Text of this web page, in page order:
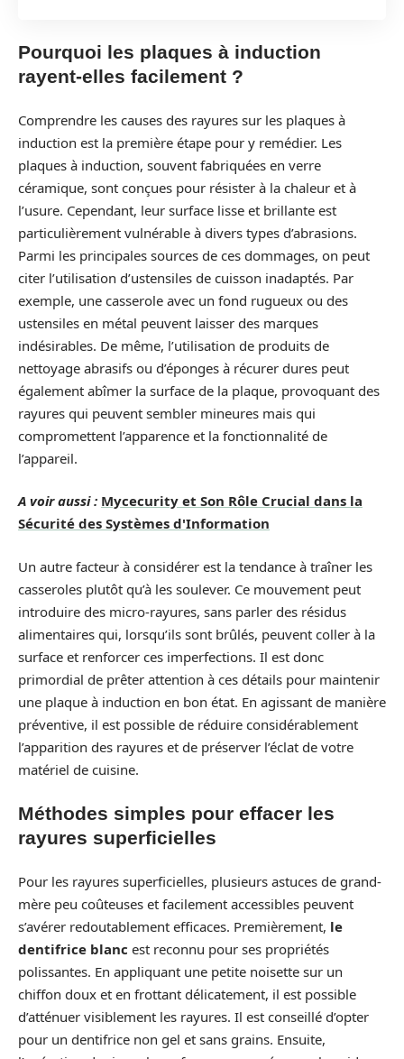
Pourquoi les plaques à induction
rayent-elles facilement ?
Comprendre les causes des rayures sur les plaques à
induction est la première étape pour y remédier. Les
plaques à induction, souvent fabriquées en verre
céramique, sont conçues pour résister à la chaleur et à
l’usure. Cependant, leur surface lisse et brillante est
particulièrement vulnérable à divers types d’abrasions.
Parmi les principales sources de ces dommages, on peut
citer l’utilisation d’ustensiles de cuisson inadaptés. Par
exemple, une casserole avec un fond rugueux ou des
ustensiles en métal peuvent laisser des marques
indésirables. De même, l’utilisation de produits de
nettoyage abrasifs ou d’éponges à récurer dures peut
également abîmer la surface de la plaque, provoquant des
rayures qui peuvent sembler mineures mais qui
compromettent l’apparence et la fonctionnalité de
l’appareil.
A voir aussi : Mycecurity et Son Rôle Crucial dans la
Sécurité des Systèmes d'Information
Un autre facteur à considérer est la tendance à traîner les
casseroles plutôt qu’à les soulever. Ce mouvement peut
introduire des micro-rayures, sans parler des résidus
alimentaires qui, lorsqu’ils sont brûlés, peuvent coller à la
surface et renforcer ces imperfections. Il est donc
primordial de prêter attention à ces détails pour maintenir
une plaque à induction en bon état. En agissant de manière
préventive, il est possible de réduire considérablement
l’apparition des rayures et de préserver l’éclat de votre
matériel de cuisine.
Méthodes simples pour effacer les
rayures superficielles
Pour les rayures superficielles, plusieurs astuces de grand-
mère peu coûteuses et facilement accessibles peuvent
s’avérer redoutablement efficaces. Premièrement, le
dentifrice blanc est reconnu pour ses propriétés
polissantes. En appliquant une petite noisette sur un
chiffon doux et en frottant délicatement, il est possible
d’atténuer visiblement les rayures. Il est conseillé d’opter
pour un dentifrice non gel et sans grains. Ensuite,